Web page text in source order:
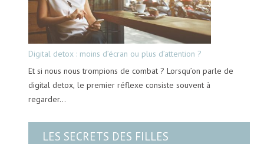
Digital detox : moins d’écran ou plus d’attention ?
Et si nous nous trompions de combat ? Lorsqu’on parle de
digital detox, le premier réflexe consiste souvent à
regarder…
LES SECRETS DES FILLES